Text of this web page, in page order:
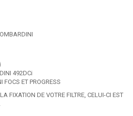
492DCi
ET PROGRESS
FIXATION DE VOTRE FILTRE, CELUI-CI EST